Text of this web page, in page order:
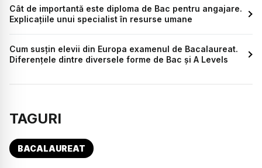
Cât de importantă este diploma de Bac pentru angajare.
Explicațiile unui specialist în resurse umane
Cum susțin elevii din Europa examenul de Bacalaureat.
Diferențele dintre diversele forme de Bac și A Levels
TAGURI
BACALAUREAT